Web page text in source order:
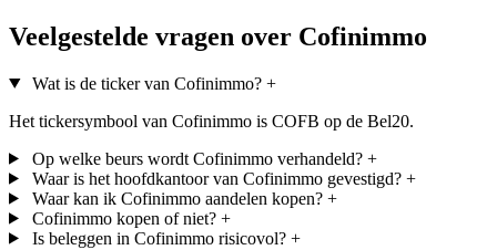
Veelgestelde vragen over Cofinimmo
Wat is de ticker van Cofinimmo? +
Het tickersymbool van Cofinimmo is COFB op de Bel20.
Op welke beurs wordt Cofinimmo verhandeld? +
Waar is het hoofdkantoor van Cofinimmo gevestigd? +
Waar kan ik Cofinimmo aandelen kopen? +
Cofinimmo kopen of niet? +
Is beleggen in Cofinimmo risicovol? +